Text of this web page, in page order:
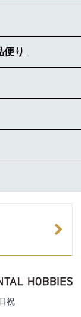
便り
祝